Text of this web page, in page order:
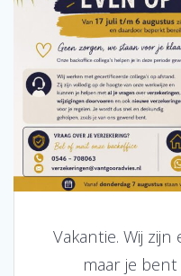
Vakantie. Wij
maar je